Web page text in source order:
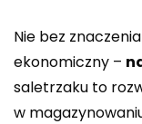
Nie bez
ekonomiczny –
saletrzaku to
w